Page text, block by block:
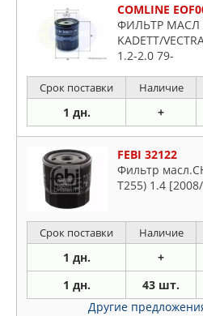
COMLINE
ФИЛЬТР МАСЛ
KADETT/
1.2-2.0 79-
Срок поставки Наличие
1 дн. +
FEBI 32122
Фильтр
T255) 1.4
Срок поставки Наличие
1 дн. +
1 дн. 43 шт.
Другие